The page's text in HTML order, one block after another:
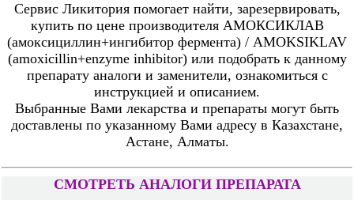
Сервис Ликитория помогает найти, зарезервировать,
купить по цене производителя АМОКСИКЛАВ
(амоксициллин+ингибитор фермента) / AMOKSIKLAV
(amoxicillin+enzyme inhibitor) или подобрать к данному
препарату аналоги и заменители, ознакомиться с
инструкцией и описанием.
Выбранные Вами лекарства и препараты могут быть
доставлены по указанному Вами адресу в Казахстане,
Астане, Алматы.
СМОТРЕТЬ АНАЛОГИ ПРЕПАРАТА